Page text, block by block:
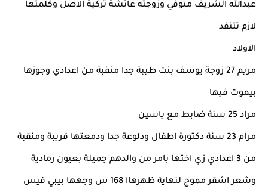
عبدالله الشريف متوفي وزوجته عائشة تركية الاصل وكلمتها
لازم تتنفذ
الاولاد
مريم 27 زوجة يوسف بنت طيبة جدا منقبة من اعدادي وجوزها
بيموت فيها
مراد 25 سنة ضابط مع ياسين
مرام 23 سنة دكتورة اطفال ودلوعة جدا ودمعتها قريبة ومنقبة
من 3 اعدادي زي اختها بامر من والدهم جميلة بعيون رمادية
وشعر اشقر مموج لنهاية ظهرهاا 168 س وجهها بيبي فيس